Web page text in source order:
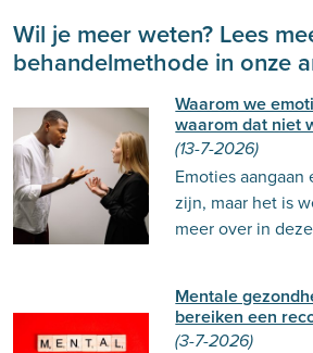
Wil je meer weten? Lees
behandelmethode in onze
Waarom we
waarom dat niet
(13-7-2026)
Emoties
zijn, maar het is
meer over in
Mentale
bereiken een
(3-7-2026)